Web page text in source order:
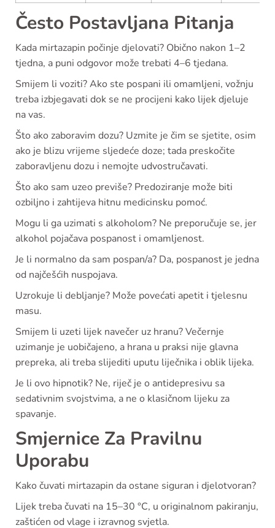
Često Postavljana Pitanja
Kada mirtazapin počinje djelovati? Obično nakon 1–2
tjedna, a puni odgovor može trebati 4–6 tjedana.
Smijem li voziti? Ako ste pospani ili omamljeni, vožnju
treba izbjegavati dok se ne procijeni kako lijek djeluje
na vas.
Što ako zaboravim dozu? Uzmite je čim se sjetite, osim
ako je blizu vrijeme sljedeće doze; tada preskočite
zaboravljenu dozu i nemojte udvostručavati.
Što ako sam uzeo previše? Predoziranje može biti
ozbiljno i zahtijeva hitnu medicinsku pomoć.
Mogu li ga uzimati s alkoholom? Ne preporučuje se, jer
alkohol pojačava pospanost i omamljenost.
Je li normalno da sam pospan/a? Da, pospanost je jedna
od najčešćih nuspojava.
Uzrokuje li debljanje? Može povećati apetit i tjelesnu
masu.
Smijem li uzeti lijek navečer uz hranu? Večernje
uzimanje je uobičajeno, a hrana u praksi nije glavna
prepreka, ali treba slijediti uputu liječnika i oblik lijeka.
Je li ovo hipnotik? Ne, riječ je o antidepresivu sa
sedativnim svojstvima, a ne o klasičnom lijeku za
spavanje.
Smjernice Za Pravilnu
Uporabu
Kako čuvati mirtazapin da ostane siguran i djelotvoran?
Lijek treba čuvati na 15–30 °C, u originalnom pakiranju,
zaštićen od vlage i izravnog svjetla.